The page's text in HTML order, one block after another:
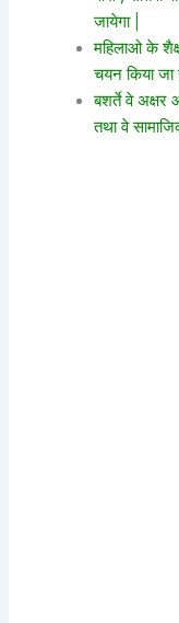
जायेगा |
महिलाओ के
चयन किया जा
बशर्ते वे
तथा वे